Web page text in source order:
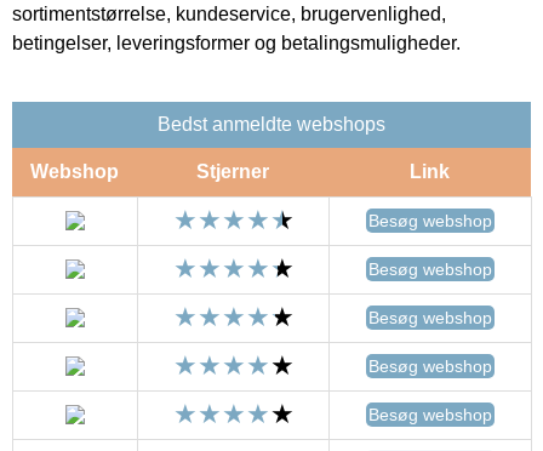
sortimentstørrelse, kundeservice, brugervenlighed,
betingelser, leveringsformer og betalingsmuligheder.
Bedst anmeldte webshops
Webshop Stjerner Link
Besøg webshop
Besøg webshop
Besøg webshop
Besøg webshop
Besøg webshop